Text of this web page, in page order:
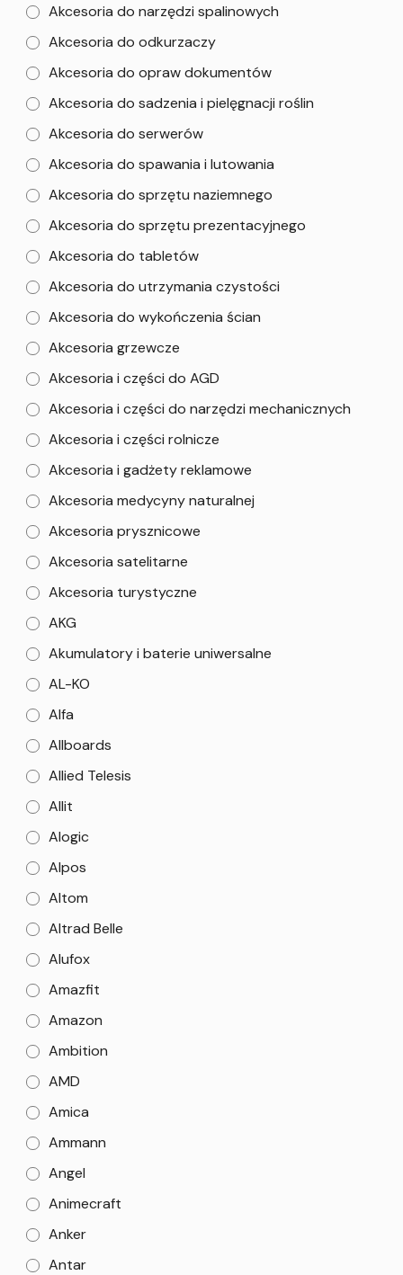
Akcesoria do narzędzi spalinowych
Akcesoria do odkurzaczy
Akcesoria do opraw dokumentów
Akcesoria do sadzenia i pielęgnacji roślin
Akcesoria do serwerów
Akcesoria do spawania i lutowania
Akcesoria do sprzętu naziemnego
Akcesoria do sprzętu prezentacyjnego
Akcesoria do tabletów
Akcesoria do utrzymania czystości
Akcesoria do wykończenia ścian
Akcesoria grzewcze
Akcesoria i części do AGD
Akcesoria i części do narzędzi mechanicznych
Akcesoria i części rolnicze
Akcesoria i gadżety reklamowe
Akcesoria medycyny naturalnej
Akcesoria prysznicowe
Akcesoria satelitarne
Akcesoria turystyczne
AKG
Akumulatory i baterie uniwersalne
AL-KO
Alfa
Allboards
Allied Telesis
Allit
Alogic
Alpos
Altom
Altrad Belle
Alufox
Amazfit
Amazon
Ambition
AMD
Amica
Ammann
Angel
Animecraft
Anker
Antar